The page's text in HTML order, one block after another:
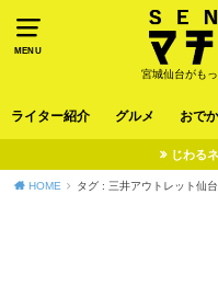
MENU
宮城仙台がも
ライター紹介 グルメ おで
じわる
HOME タグ : 三井アウトレット仙台